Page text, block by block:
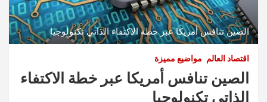
الصين تنافس أمريكا عبر خطة الاكتفاء الذاتي تكنولوجيا
اقتصاد العالم مواضيع مميزة
الصين تنافس أمريكا عبر خطة الاكتفاء
الذاتي تكنولوجيا